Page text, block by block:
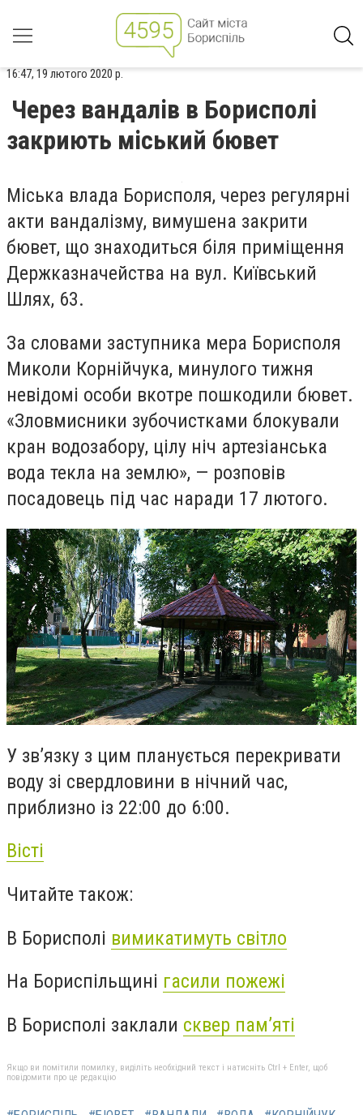
16:47, 19 лютого 2020 р.
Через вандалів в Борисполі
закриють міський бювет
Міська влада Борисполя, через регулярні
акти вандалізму, вимушена закрити
бювет, що знаходиться біля приміщення
Держказначейства на вул. Київський
Шлях, 63.
За словами заступника мера Борисполя
Миколи Корнійчука, минулого тижня
невідомі особи вкотре пошкодили бювет.
«Зловмисники зубочистками блокували
кран водозабору, цілу ніч артезіанська
вода текла на землю», — розповів
посадовець під час наради 17 лютого.
У зв’язку з цим планується перекривати
воду зі свердловини в нічний час,
приблизно із 22:00 до 6:00.
Вісті
Читайте також:
В Борисполі вимикатимуть світло
На Бориспільщині гасили пожежі
В Борисполі заклали сквер пам’яті
Якщо ви помітили помилку, виділіть необхідний текст і натисніть Ctrl + Enter, щоб
повідомити про це редакцію